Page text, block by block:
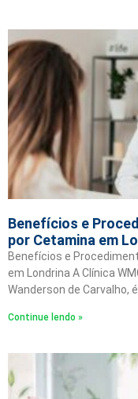
Benefícios e
por Cetamina em
Benefícios e
em Londrina A Clínica
Wanderson de Carvalho,
Continue lendo »